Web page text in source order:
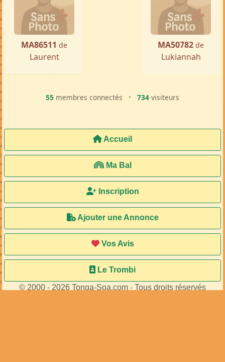
MA86511 de
Laurent
MA50782 de
Lukiannah
55 membres connectés • 734 visiteurs
Accueil
Ma Bal
Inscription
Ajouter une Annonce
Vos Avis
Le Trombi
© 2000 - 2026 Tonga-Soa.com - Tous droits réservés